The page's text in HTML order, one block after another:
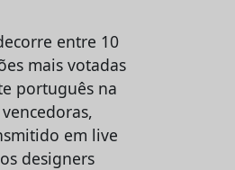
entre 10
mais votadas
português na
em live
designers